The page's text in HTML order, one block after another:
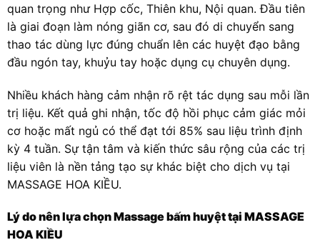
quan trọng như Hợp cốc, Thiên khu, Nội quan. Đầu tiên
là giai đoạn làm nóng giãn cơ, sau đó di chuyển sang
thao tác dùng lực đúng chuẩn lên các huyệt đạo bằng
đầu ngón tay, khuỷu tay hoặc dụng cụ chuyên dụng.
Nhiều khách hàng cảm nhận rõ rệt tác dụng sau mỗi lần
trị liệu. Kết quả ghi nhận, tốc độ hồi phục cảm giác mỏi
cơ hoặc mất ngủ có thể đạt tới 85% sau liệu trình định
kỳ 4 tuần. Sự tận tâm và kiến thức sâu rộng của các trị
liệu viên là nền tảng tạo sự khác biệt cho dịch vụ tại
MASSAGE HOA KIỀU.
Lý do nên lựa chọn Massage bấm huyệt tại MASSAGE
HOA KIỀU